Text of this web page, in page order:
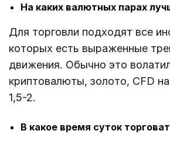
На каких валютных парах
Для торговли подходят все
которых есть выраженные
движения. Обычно это
криптовалюты, золото, CFD
1,5-2.
В какое время суток